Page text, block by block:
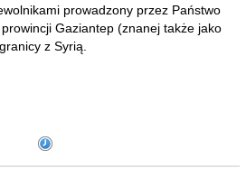
prowadzony przez Państwo
Gaziantep (znanej także jako
z Syrią.